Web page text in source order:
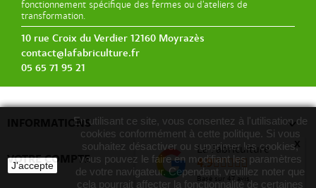
fonctionnement spécifique des fermes ou d’ateliers de
transformation.
10 rue Croix du Verdier 12160 Moyrazès
contact@lafabriculture.fr
05 65 71 95 21
INFORMATIONS 
VOTRE COMPTE 
J'accepte
En utilisant ce site, vous consentez à l'utilisation de
cookies conformément à cette politique. Si vous
souhaitez désactiver ou supprimer les cookies,
vous pouvez le faire en modifiant les paramètres
de votre navigateur. Cependant, veuillez noter que
cela pourrait affecter la fonctionnalité de certaines
La Fabriculture
4.9
Basé sur47 avis
x